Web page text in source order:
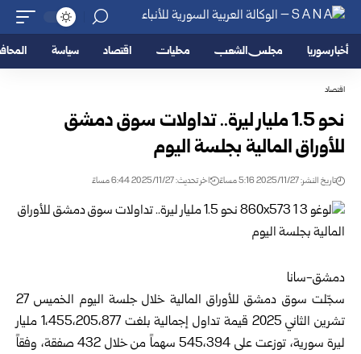
أخبار سوريا مجلس الشعب محليات اقتصاد سياسة
اقتصاد
نحو 1.5 مليار ليرة.. تداولات سوق دمشق
للأوراق المالية بجلسة اليوم
تاريخ النشر: 2025/11/27 5:16 مساءً اخر تحديث: 2025/11/27 6:44 مساءً
دمشق-سانا
سجّلت سوق دمشق للأوراق المالية خلال جلسة اليوم الخميس 27
تشرين الثاني 2025 قيمة تداول إجمالية بلغت 1،455،205،877 مليار
ليرة سورية، توزعت على 545،394 سهماً من خلال 432 صفقة، وفقاً